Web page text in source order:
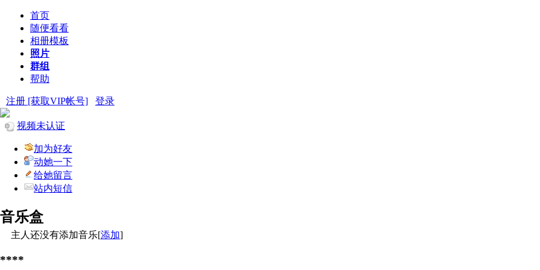
首页
随便看看
相册模板
照片
群组
帮助
注册 [获取VIP帐号] 登录
视频未认证
加为好友
动她一下
给她留言
站内短信
音乐盒
主人还没有添加音乐[添加]
****